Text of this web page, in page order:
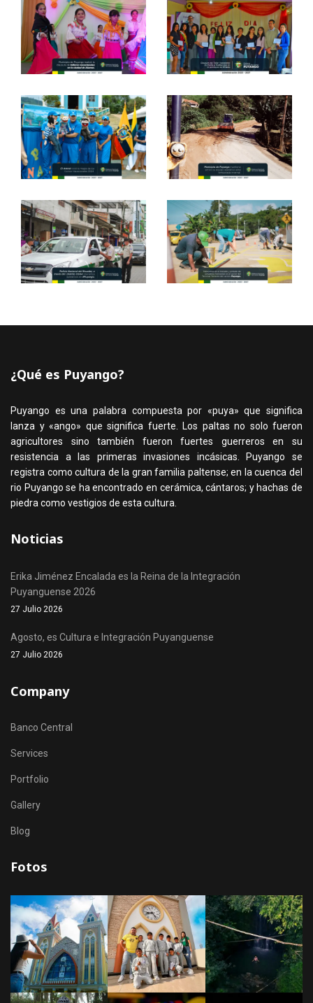
¿Qué es Puyango?
Puyango es una palabra compuesta por «puya» que significa
lanza y «ango» que significa fuerte. Los paltas no solo fueron
agricultores sino también fueron fuertes guerreros en su
resistencia a las primeras invasiones incásicas. Puyango se
registra como cultura de la gran familia paltense; en la cuenca del
rio Puyango se ha encontrado en cerámica, cántaros; y hachas de
piedra como vestigios de esta cultura.
Noticias
Erika Jiménez Encalada es la Reina de la Integración
Puyanguense 2026
27 Julio 2026
Agosto, es Cultura e Integración Puyanguense
27 Julio 2026
Company
Banco Central
Services
Portfolio
Gallery
Blog
Fotos